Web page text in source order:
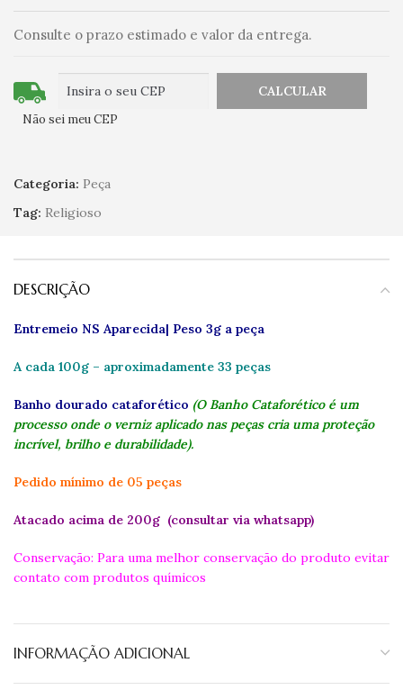
Consulte o prazo estimado e valor da entrega.
Não sei meu CEP
Categoria: Peça
Tag: Religioso
DESCRIÇÃO
Entremeio NS Aparecida| Peso 3g a peça
A cada 100g – aproximadamente 33 peças
Banho dourado cataforético (O Banho Cataforético é um
processo onde o verniz aplicado nas peças cria uma proteção
incrível, brilho e durabilidade).
Pedido mínimo de 05 peças
Atacado acima de 200g (consultar via whatsapp)
Conservação: Para uma melhor conservação do produto evitar
contato com produtos químicos
INFORMAÇÃO ADICIONAL